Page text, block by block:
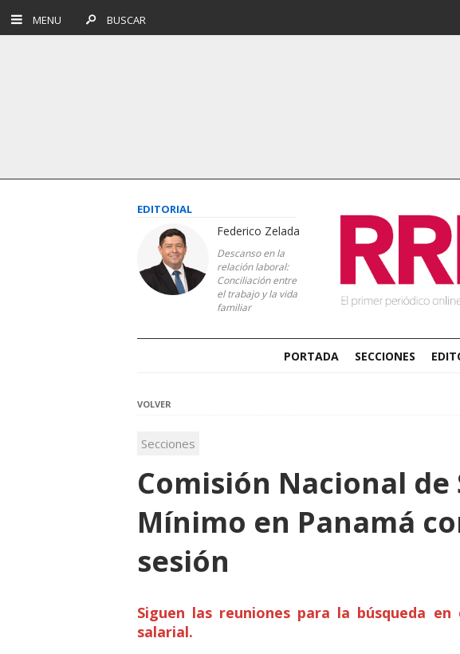
MENU BUSCAR
EDITORIAL
Federico Zelada
Descanso en la
relación laboral:
Conciliación entre
el trabajo y la vida
familiar
PORTADA SECCIONES
VOLVER
Secciones
Comisión Nacional de
Mínimo en Panamá
sesión
Siguen las reuniones para la búsqueda
salarial.